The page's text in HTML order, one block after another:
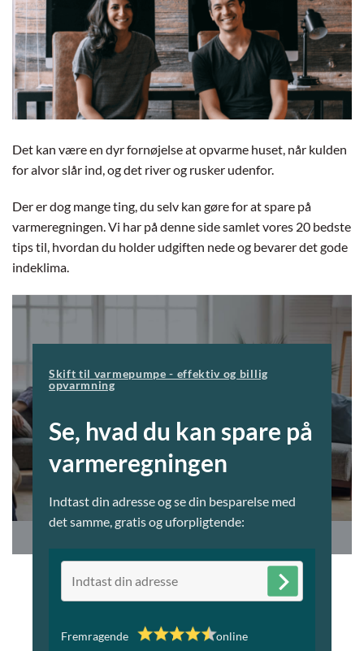
Det kan være en dyr fornøjelse at opvarme huset, når kulden
for alvor slår ind, og det river og rusker udenfor.
Der er dog mange ting, du selv kan gøre for at spare på
varmeregningen. Vi har på denne side samlet vores 20 bedste
tips til, hvordan du holder udgiften nede og bevarer det gode
indeklima.
Skift til varmepumpe - effektiv og billig
opvarmning
Se, hvad du kan spare på
varmeregningen
Indtast din adresse og se din besparelse med
det samme, gratis og uforpligtende:
Fremragende online